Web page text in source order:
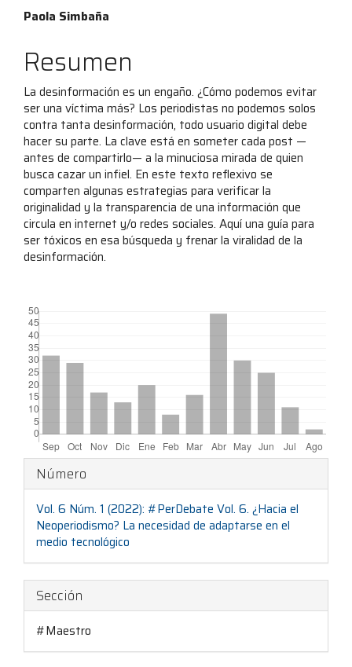
Contenido
principal
del
artículo
Paola Simbaña
Resumen
La desinformación es un engaño. ¿Cómo podemos evitar
ser una víctima más? Los periodistas no podemos solos
contra tanta desinformación, todo usuario digital debe
hacer su parte. La clave está en someter cada post —
antes de compartirlo— a la minuciosa mirada de quien
busca cazar un infiel. En este texto reflexivo se
comparten algunas estrategias para verificar la
originalidad y la transparencia de una información que
circula en internet y/o redes sociales. Aquí una guía para
ser tóxicos en esa búsqueda y frenar la viralidad de la
desinformación.
Detalles
del
artículo
Número
Vol. 6 Núm. 1 (2022): #PerDebate Vol. 6. ¿Hacia el
Neoperiodismo? La necesidad de adaptarse en el
medio tecnológico
Sección
#Maestro